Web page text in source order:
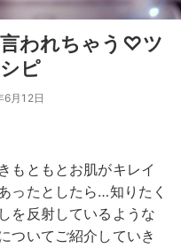
言われちゃう♡ツ
ピ
6月12日
もともとお肌がキレイ
ったとしたら…知りたく
を反射しているような
ついてご紹介していき